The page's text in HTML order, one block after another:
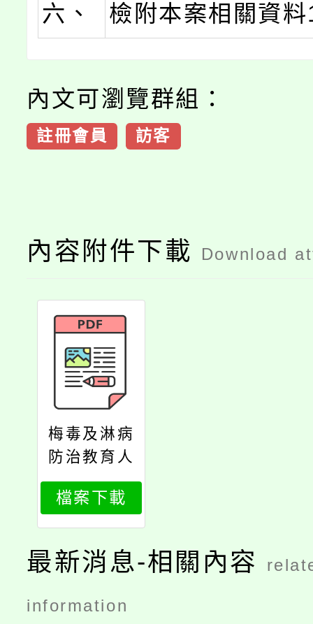
六、
檢附本案相關資
內文可瀏覽群組：
註冊會員 訪客
內容附件下載 Download
梅毒及淋病
防治教育人
員版
檔案下載
最新消息-相關內容
information